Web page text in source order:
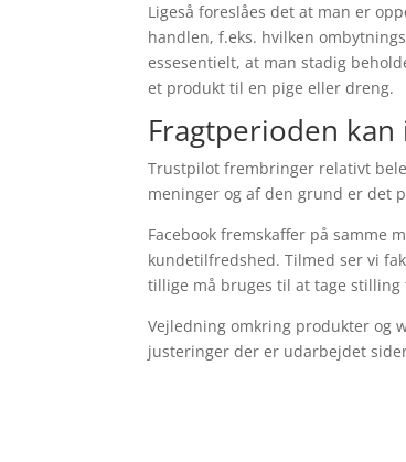
Ligeså foreslåes det at man er
handlen, f.eks. hvilken
essesentielt, at man stadig
et produkt til en pige eller dreng.
Fragtperioden
Trustpilot frembringer relativt
meninger og af den grund er det
Facebook fremskaffer på samme
kundetilfredshed. Tilmed ser vi
tillige må bruges til at tage
Vejledning omkring produkter og
justeringer der er udarbejdet